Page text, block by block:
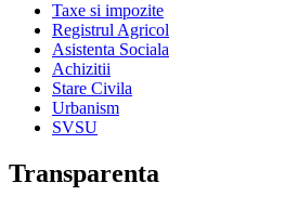
Taxe si impozite
Registrul Agricol
Asistenta Sociala
Achizitii
Stare Civila
Urbanism
SVSU
Transparenta